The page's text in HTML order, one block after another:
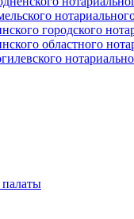
городского
областного
палаты